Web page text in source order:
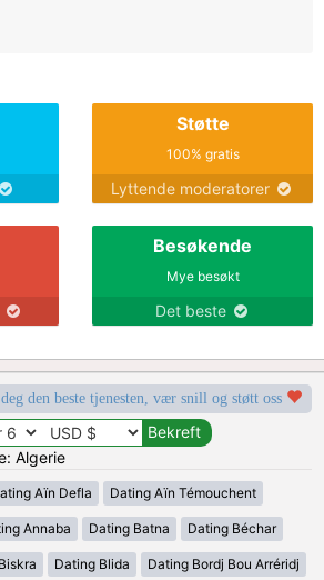
Støtte
100% gratis
Lyttende moderatorer
Besøkende
Mye besøkt
Det beste
den beste tjenesten, vær snill og støtt oss
Algerie
Aïn Defla Dating Aïn Témouchent
Annaba Dating Batna Dating Béchar
Dating Blida Dating Bordj Bou Arréridj